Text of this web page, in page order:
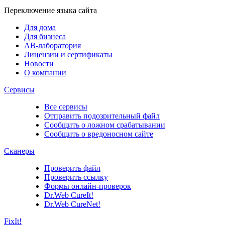
Переключение языка сайта
Для дома
Для бизнеса
АВ-лаборатория
Лицензии и сертификаты
Новости
О компании
Сервисы
Все сервисы
Отправить подозрительный файл
Сообщить о ложном срабатывании
Сообщить о вредоносном сайте
Сканеры
Проверить файл
Проверить ссылку
Формы онлайн-проверок
Dr.Web CureIt!
Dr.Web CureNet!
FixIt!